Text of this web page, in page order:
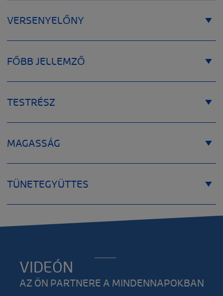
VERSENYELŐNY
FŐBB JELLEMZŐ
TESTRÉSZ
MAGASSÁG
TÜNETEGYÜTTES
VIDEÓN
AZ ÖN PARTNERE A MINDENNAPOKBAN